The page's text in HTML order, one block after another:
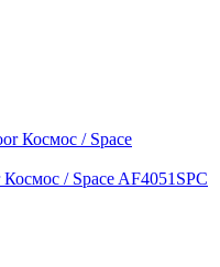
/ Space AF4051SPC